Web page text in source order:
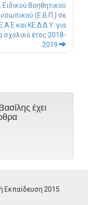
Ειδικού Βοηθητικού
(Ε.Β.Π.) σε
και ΚΕ.Δ.Δ.Υ. για
σχολικό έτος 2018-
2019
έχει
Εκπαίδευση 2015